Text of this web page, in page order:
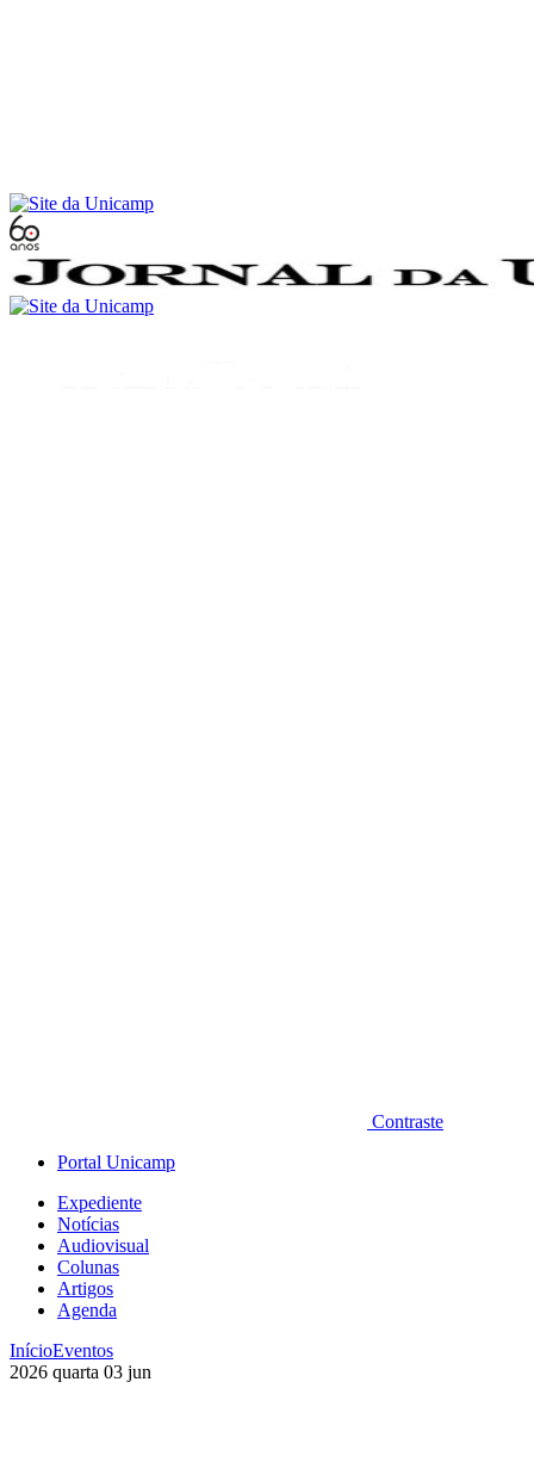
Contraste
Portal Unicamp
Expediente
Notícias
Audiovisual
Colunas
Artigos
Agenda
InícioEventos
2026 quarta 03 jun